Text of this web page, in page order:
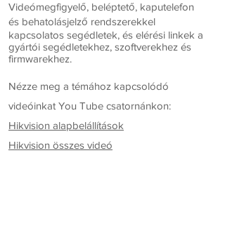
Videómegfigyelő, beléptető, kaputelefon
és behatolásjelző rendszerekkel
kapcsolatos segédletek, és elérési linkek a
gyártói segédletekhez, szoftverekhez és
firmwarekhez.
​Nézze meg a témához kapcsolódó
videóinkat You Tube csatornánkon:
Hikvision alapbelállítások
Hikvision összes videó